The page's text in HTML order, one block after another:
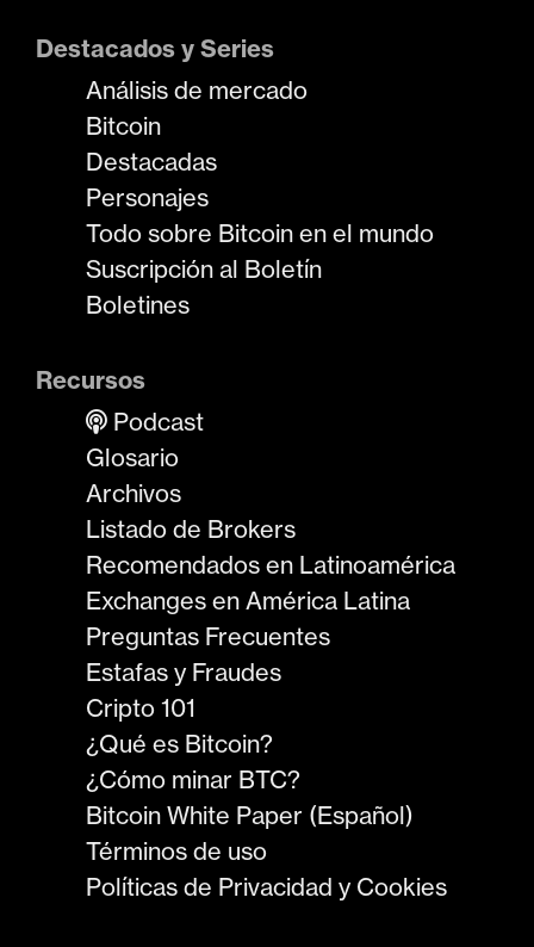
Destacados y Series
Análisis de mercado
Bitcoin
Destacadas
Personajes
Todo sobre Bitcoin en el mundo
Suscripción al Boletín
Boletines
Recursos
Podcast
Glosario
Archivos
Listado de Brokers
Recomendados en Latinoamérica
Exchanges en América Latina
Preguntas Frecuentes
Estafas y Fraudes
Cripto 101
¿Qué es Bitcoin?
¿Cómo minar BTC?
Bitcoin White Paper (Español)
Términos de uso
Políticas de Privacidad y Cookies